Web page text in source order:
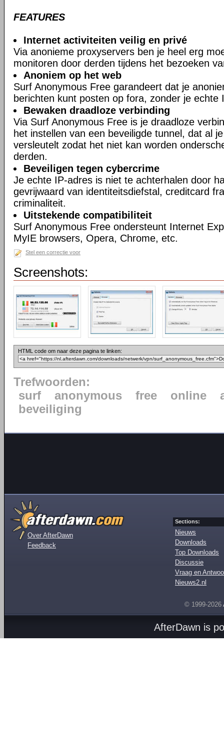
FEATURES
Internet activiteiten veilig en privé
Via anonieme proxyservers ben je heel erg
monitoren door derden tijdens het bezoeken
Anoniem op het web
Surf Anonymous Free garandeert dat je
berichten kunt posten op fora, zonder je echte
Bewaken draadloze verbinding
Via Surf Anonymous Free is je draadloze
het instellen van een beveiligde tunnel, dat al
versleutelt zodat het niet kan worden
derden.
Beveiligen tegen cybercrime
Je echte IP-adres is niet te achterhalen door
gevrijwaard van identiteitsdiefstal, creditcard
criminaliteit.
Uitstekende compatibiliteit
Surf Anonymous Free ondersteunt Internet
MyIE browsers, Opera, Chrome, etc.
Stel een correctie voor
Screenshots:
HTML code om naar deze pagina te linken:
Trefwoorden:
surf
anonymous free online
beveiliging
Over AfterDawn
Feedback
Sections:
Nieuws
Downloads
Top Downloads
Discussie
Vraag en
Nieuws2.nl
© 1999-2026
AfterDawn is